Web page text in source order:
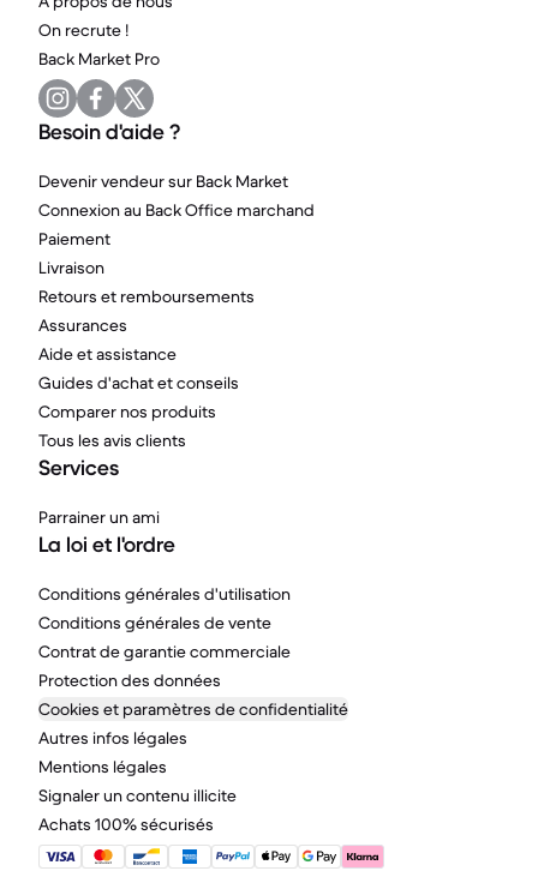
On recrute !
Back Market Pro
Besoin d'aide ?
Devenir vendeur sur Back Market
Connexion au Back Office marchand
Paiement
Livraison
Retours et remboursements
Assurances
Aide et assistance
Guides d'achat et conseils
Comparer nos produits
Tous les avis clients
Services
Parrainer un ami
La loi et l'ordre
Conditions générales d'utilisation
Conditions générales de vente
Contrat de garantie commerciale
Protection des données
Cookies et paramètres de confidentialité
Autres infos légales
Mentions légales
Signaler un contenu illicite
Achats 100% sécurisés